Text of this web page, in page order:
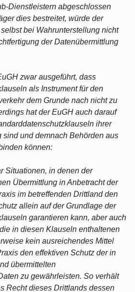
Dienstleistern abgeschlossen
dies bestreitet, würde der
bei Wahrunterstellung nicht
der Datenübermittlung
zwar ausgeführt, dass
als Instrument für den
dem Grunde nach nicht zu
hat der EuGH auch darauf
ihrer
sind und demnach Behörden aus
können:
Situationen, in denen der
Übermittlung in Anbetracht der
im betreffenden Drittland den
allein auf der Grundlage der
garantieren kann, aber auch
in diesen Klauseln enthaltenen
kein ausreichendes Mittel
den effektiven Schutz der in
übermittelten
zu gewährleisten. So verhält
Recht dieses Drittlands dessen